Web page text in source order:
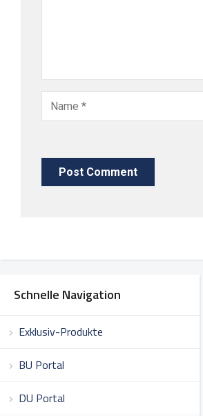
Schnelle Navigation
Exklusiv-Produkte
BU Portal
DU Portal